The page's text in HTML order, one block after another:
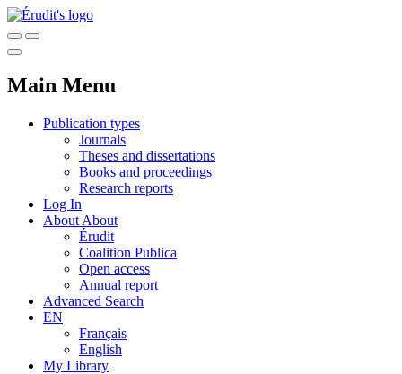
Main Menu
Publication types
Journals
Theses and dissertations
Books and proceedings
Research reports
Log In
About About
Érudit
Coalition Publica
Open access
Annual report
Advanced Search
EN
Français
English
My Library